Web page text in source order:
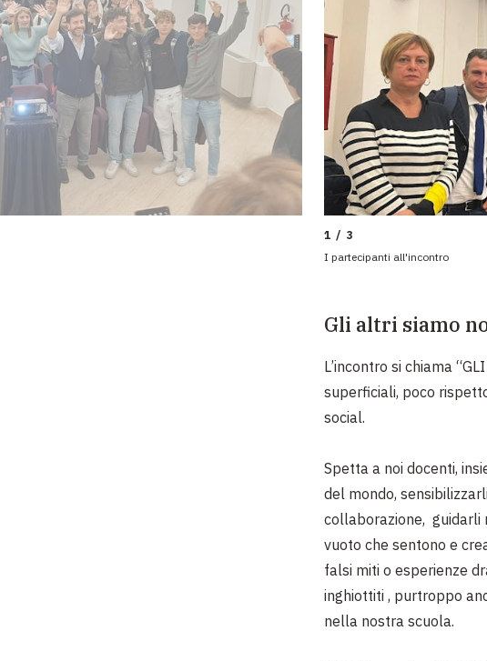
1 / 3
I partecipanti all'incontro
Gli altri siamo
L’incontro si chiama
superficiali, poco
social.
Spetta a noi docenti,
del mondo,
collaborazione, guidarli
vuoto che sentono e
falsi miti o esperienze
inghiottiti , purtroppo
nella nostra scuola.